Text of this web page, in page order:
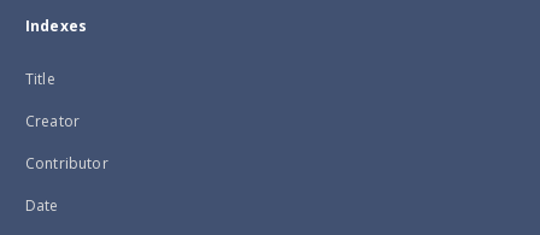
Indexes
Title
Creator
Contributor
Date